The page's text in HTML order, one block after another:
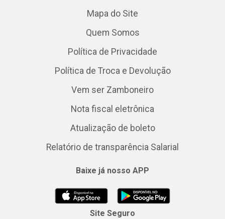
Mapa do Site
Quem Somos
Política de Privacidade
Política de Troca e Devolução
Vem ser Zamboneiro
Nota fiscal eletrônica
Atualização de boleto
Relatório de transparência Salarial
Baixe já nosso APP
Site Seguro